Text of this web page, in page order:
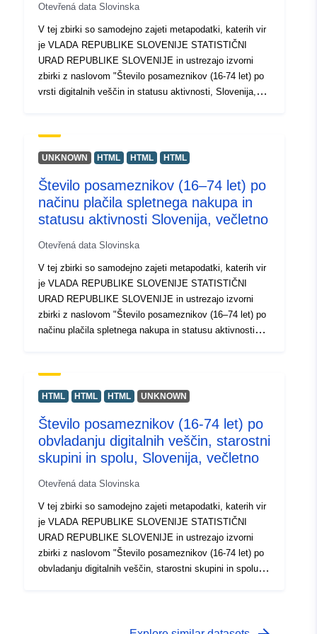
Otevřená data Slovinska
V tej zbirki so samodejno zajeti metapodatki, katerih vir
je VLADA REPUBLIKE SLOVENIJE STATISTIČNI
URAD REPUBLIKE SLOVENIJE in ustrezajo izvorni
zbirki z naslovom "Število posameznikov (16-74 let) po
vrsti digitalnih veščin in statusu aktivnosti, Slovenija,
do strani izvornega portala za vpogled in izbor podatkov,
na voljo pa je tudi program PX-Win, ki si ga lahko
za prikaz, spreminjanje oblike izpisa in shranjevanje v
različne formate, poleg tega pa tudi pregledovanje in
izpis tabel neomejene velikosti ter nekaj osnovnih
UNKNOWN HTML HTML HTML
Število posameznikov (16–74 let) po
načinu plačila spletnega nakupa in
statusu aktivnosti Slovenija, večletno
Otevřená data Slovinska
V tej zbirki so samodejno zajeti metapodatki, katerih vir
je VLADA REPUBLIKE SLOVENIJE STATISTIČNI
URAD REPUBLIKE SLOVENIJE in ustrezajo izvorni
zbirki z naslovom "Število posameznikov (16–74 let) po
načinu plačila spletnega nakupa in statusu aktivnosti
dostopate do strani izvornega portala za vpogled in izbor
podatkov, na voljo pa je tudi program PX-Win, ki si ga
podatkov za prikaz, spreminjanje oblike izpisa in
shranjevanje v različne formate, poleg tega pa tudi
pregledovanje in izpis tabel neomejene velikosti ter
HTML HTML HTML UNKNOWN
Število posameznikov (16-74 let) po
obvladanju digitalnih veščin, starostni
skupini in spolu, Slovenija, večletno
Otevřená data Slovinska
V tej zbirki so samodejno zajeti metapodatki, katerih vir
je VLADA REPUBLIKE SLOVENIJE STATISTIČNI
URAD REPUBLIKE SLOVENIJE in ustrezajo izvorni
zbirki z naslovom "Število posameznikov (16-74 let) po
obvladanju digitalnih veščin, starostni skupini in spolu,
podatkov, na voljo pa je tudi program PX-Win, ki si ga